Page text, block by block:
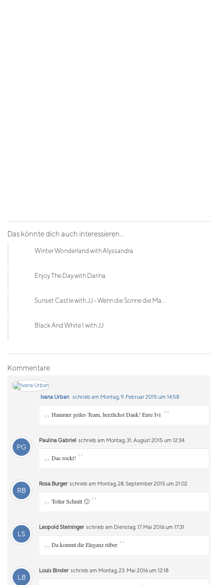
Das könnte dich auch interessieren...
Winter Wonderland with Alyssandra
Enjoy The Day with Darina
Sunset Castle with JJ - Wenn die Sonne die Ma...
Black And White I with JJ
Kommentare
Ivana Urban schrieb am Montag, 9. Februar 2015 um 14:58
„ Hammer geiles Team, herzlichst Dank! Eure Ivi “
PG
Paulina Gabriel schrieb am Montag, 31. August 2015 um 12:34
„ Das rockt! “
RB
Rosa Burger schrieb am Montag, 28. September 2015 um 21:02
„ Toller Schnitt 🙂 “
LS
Leopold Steininger schrieb am Dienstag, 17. Mai 2016 um 17:31
„ Da kommt die Eleganz rüber “
LB
Louis Binder schrieb am Montag, 23. Mai 2016 um 12:18